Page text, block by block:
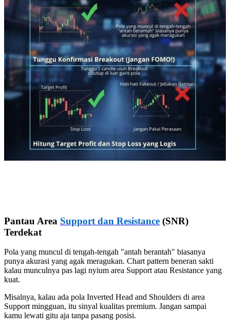
Pantau Area Support dan Resistance (SNR)
Terdekat
Pola yang muncul di tengah-tengah "antah berantah" biasanya
punya akurasi yang agak meragukan. Chart pattern beneran sakti
kalau munculnya pas lagi nyium area Support atau Resistance yang
kuat.
Misalnya, kalau ada pola Inverted Head and Shoulders di area
Support mingguan, itu sinyal kualitas premium. Jangan sampai
kamu lewati gitu aja tanpa pasang posisi.